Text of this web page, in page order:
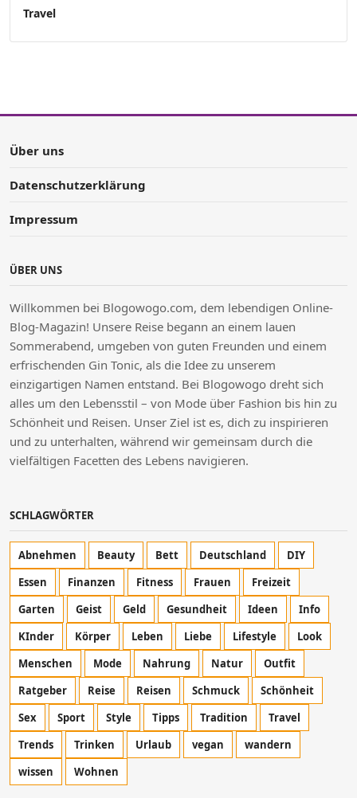
Travel
Über uns
Datenschutzerklärung
Impressum
ÜBER UNS
Willkommen bei Blogowogo.com, dem lebendigen Online-
Blog-Magazin! Unsere Reise begann an einem lauen
Sommerabend, umgeben von guten Freunden und einem
erfrischenden Gin Tonic, als die Idee zu unserem
einzigartigen Namen entstand. Bei Blogowogo dreht sich
alles um den Lebensstil – von Mode über Fashion bis hin zu
Schönheit und Reisen. Unser Ziel ist es, dich zu inspirieren
und zu unterhalten, während wir gemeinsam durch die
vielfältigen Facetten des Lebens navigieren.
SCHLAGWÖRTER
Abnehmen Beauty Bett Deutschland
DIY
Essen
Finanzen Fitness Frauen
Freizeit
Garten
Geist Geld Gesundheit Ideen
Info
KInder
Körper Leben Liebe Lifestyle
Look
Menschen
Mode Nahrung Natur
Outfit
Ratgeber
Reise Reisen Schmuck
Schönheit
Sex
Sport Style Tipps Tradition
Travel
Trends
Trinken Urlaub vegan
wandern
wissen
Wohnen